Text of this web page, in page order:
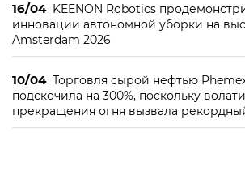
16/04 KEENON Robotics
инновации автономной уборки на
Amsterdam 2026
10/04 Торговля сырой нефтью
подскочила на 300%, поскольку
прекращения огня вызвала